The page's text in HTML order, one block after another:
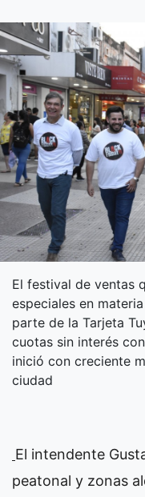
El festival de ventas
especiales en
parte de la Tarjeta
cuotas sin interés
inició con creciente
ciudad
El intendente
peatonal y zonas